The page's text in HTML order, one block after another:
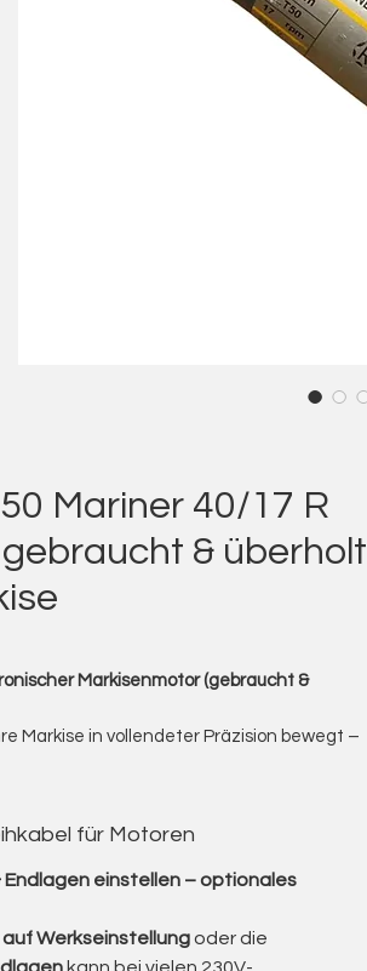
Mariner 40/17 R
& überholt
Markisenmotor (gebraucht &
Markise in vollendeter Präzision bewegt –
für ihre außergewöhnliche Laufruhe,
ihre Fähigkeit, Kassettenmarkisen
großflächigen Gewerbemarkise – diese
für Motoren
einstellen – optionales
Werkseinstellungoder die
kann bei vielen 230V-